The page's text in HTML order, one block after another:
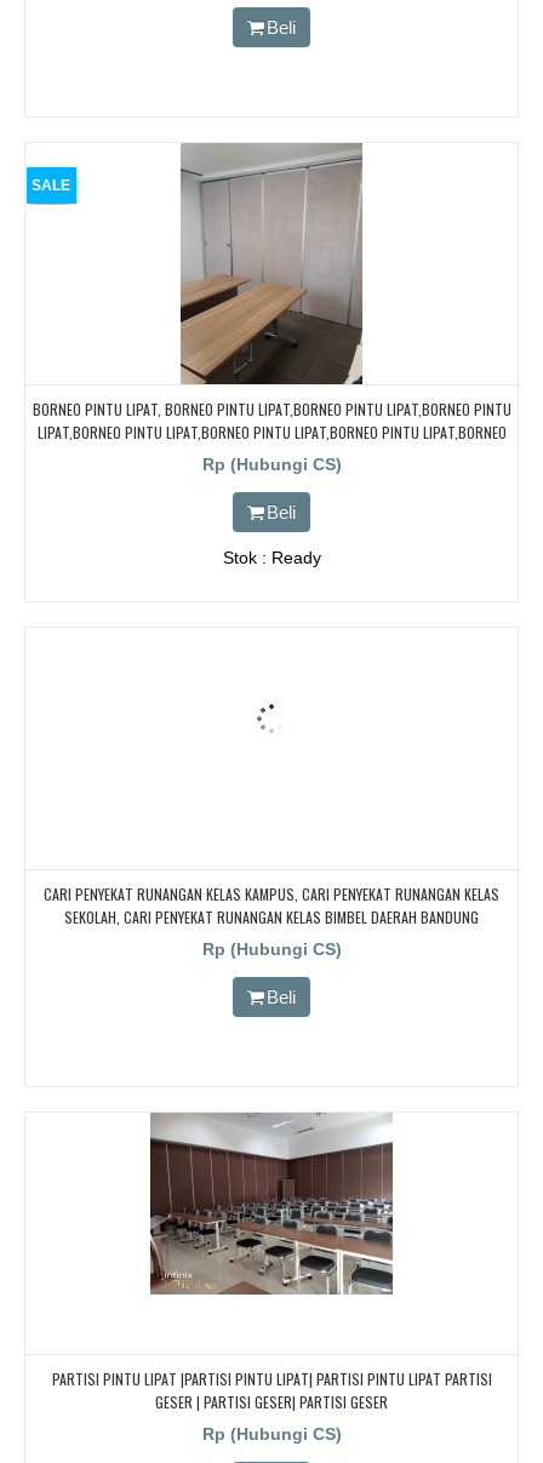
Beli
SALE
BORNEO PINTU LIPAT, BORNEO PINTU LIPAT,BORNEO PINTU LIPAT,BORNEO PINTU
LIPAT,BORNEO PINTU LIPAT,BORNEO PINTU LIPAT,BORNEO PINTU LIPAT,BORNEO
PINTU LIPAT
Rp (Hubungi CS)
Beli
Stok : Ready
CARI PENYEKAT RUNANGAN KELAS KAMPUS, CARI PENYEKAT RUNANGAN KELAS
SEKOLAH, CARI PENYEKAT RUNANGAN KELAS BIMBEL DAERAH BANDUNG
Rp (Hubungi CS)
Beli
PARTISI PINTU LIPAT |PARTISI PINTU LIPAT| PARTISI PINTU LIPAT PARTISI
GESER | PARTISI GESER| PARTISI GESER
Rp (Hubungi CS)